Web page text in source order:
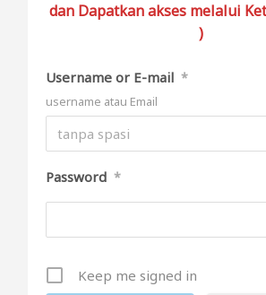
dan Dapatkan akses melalui
)
Username or E-mail *
username atau Email
Password *
Keep me signed in